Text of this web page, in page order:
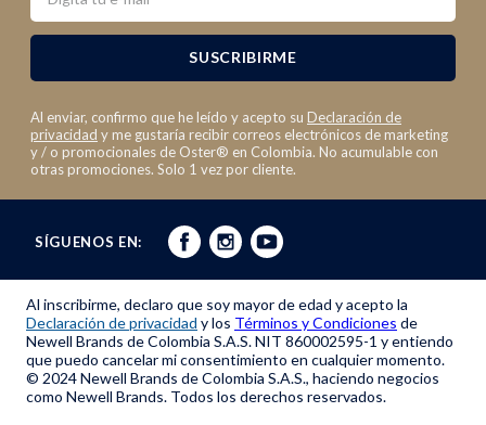
SUSCRIBIRME
Al enviar, confirmo que he leído y acepto su Declaración de
privacidad y me gustaría recibir correos electrónicos de marketing
y / o promocionales de Oster® en Colombia. No acumulable con
otras promociones. Solo 1 vez por cliente.
SÍGUENOS EN:
Al inscribirme, declaro que soy mayor de edad y acepto la
Declaración de privacidad y los Términos y Condiciones de
Newell Brands de Colombia S.A.S. NIT 860002595-1 y entiendo
que puedo cancelar mi consentimiento en cualquier momento.
© 2024 Newell Brands de Colombia S.A.S., haciendo negocios
como Newell Brands. Todos los derechos reservados.